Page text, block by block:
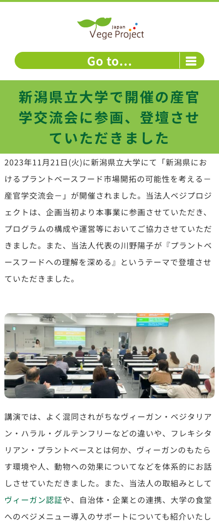
Go to...
新潟県立大学で開催の産官
学交流会に参画、登壇させ
ていただきました
2023年11月21日(火)に新潟県立大学にて「新潟県にお
けるプラントベースフード市場開拓の可能性を考える－
産官学交流会－」が開催されました。当法人ベジプロジ
ェクトは、企画当初より本事業に参画させていただき、
プログラムの構成や運営等においてご協力させていただ
きました。また、当法人代表の川野陽子が『プラントベ
ースフードへの理解を深める』というテーマで登壇させ
ていただきました。
講演では、よく混同されがちなヴィーガン・ベジタリア
ン・ハラル・グルテンフリーなどの違いや、フレキシタ
リアン・プラントベースとは何か、ヴィーガンのもたら
す環境や人、動物への効果についてなどを体系的にお話
しさせていただきました。また、当法人の取組みとして
ヴィーガン認証や、自治体・企業との連携、大学の食堂
へのベジメニュー導入のサポートについても紹介いたし